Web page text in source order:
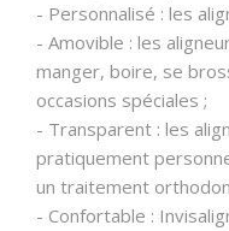
- Personnalisé : les
- Amovible : les
manger, boire, se
occasions spéciales ;
- Transparent : les
pratiquement
un traitement
- Confortable :